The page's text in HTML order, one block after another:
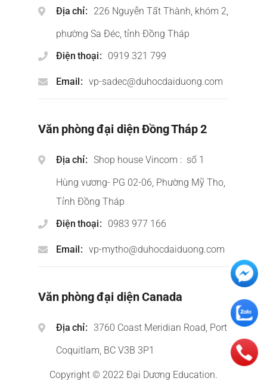
Địa chỉ
226 Nguyễn Tất Thành, khóm 2,
phường Sa Đéc, tỉnh Đồng Tháp
Điện thoại
0919 321 799
Email vp-sadec@duhocdaiduong.com
Văn phòng đại diện Đồng Tháp 2
Địa chỉ
Shop house Vincom : số 1
Hùng vương- PG 02-06, Phường Mỹ Tho,
Tỉnh Đồng Tháp
Điện thoại
0983 977 166
Email vp-mytho@duhocdaiduong.com
Văn phòng đại diện Canada
Địa chỉ
3760 Coast Meridian Road, Port
Coquitlam, BC V3B 3P1
Copyright © 2022 Đại Dương Education.